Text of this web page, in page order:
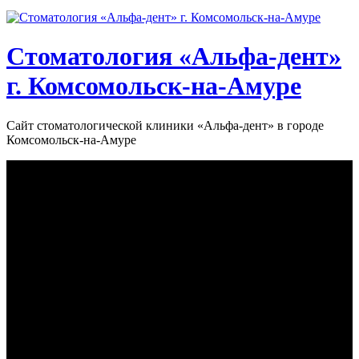
Стоматология «‎Альфа-дент»‎
г. Комсомольск-на-Амуре
Сайт стоматологической клиники «‎Альфа-дент» в городе
Комсомольск-на-Амуре